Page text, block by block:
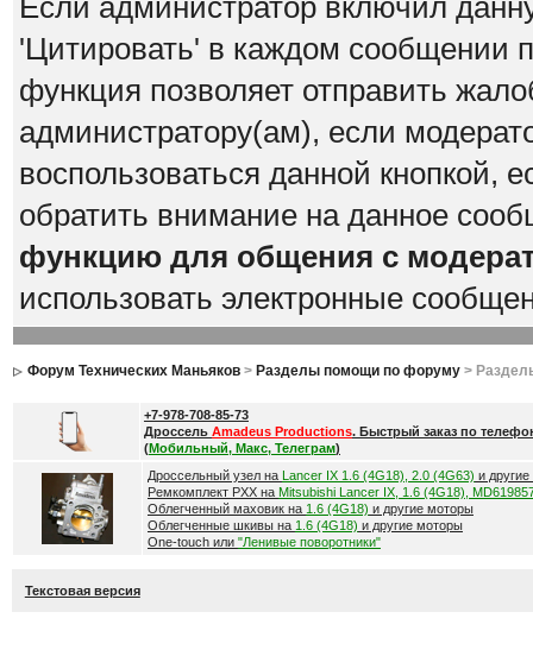
Если администратор включил
'Цитировать' в каждом сообщении
функция позволяет отправить
администратору(ам), если
воспользоваться данной кнопкой,
обратить внимание на данное
функцию для общения с
использовать электронные
Форум Технических Маньяков> Разделы помощи по форуму>
+7-978-708-85-73
Дроссель Amadeus Productions. Быстрый заказ по
(Мобильный, Макс, Телеграм)
Дроссельный узел на Lancer IX 1.6 (4G18), 2.0 (4G63) и
Ремкомплект РХХ на Mitsubishi Lancer IX, 1.6 (4G18),
Облегченный маховик на 1.6 (4G18) и другие моторы
Облегченные шкивы на 1.6 (4G18) и другие моторы
One-touch или "Ленивые поворотники"
Текстовая версия